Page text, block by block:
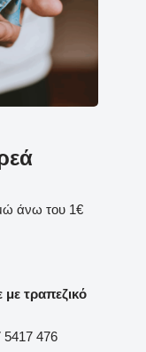
άνω του 1€
τραπεζικό
5417 476